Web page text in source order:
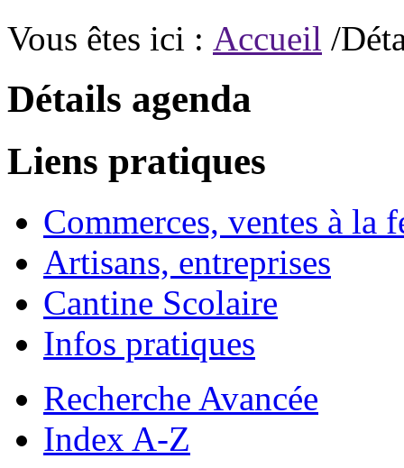
Vous êtes ici : Accueil /
Détails agenda
Liens pratiques
Commerces, ventes à la
Artisans, entreprises
Cantine Scolaire
Infos pratiques
Recherche Avancée
Index A-Z